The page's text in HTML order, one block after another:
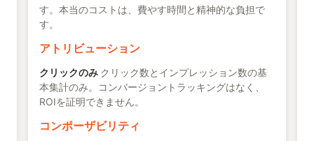
す。本当のコストは、費やす時間と精神的な負担で
す。
アトリビューション
クリックのみ クリック数とインプレッション数の基
本集計のみ。コンバージョントラッキングはなく、
ROIを証明できません。
コンポーザビリティ